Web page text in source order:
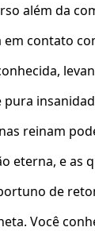
além da
contato
reinam
eterna, e as
de
Você